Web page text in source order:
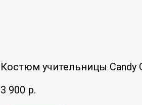
Костюм учительницы Candy
3 900 р.